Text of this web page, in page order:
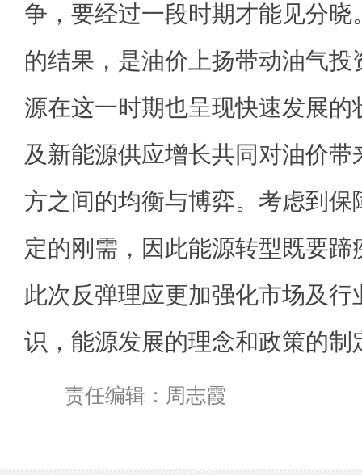
争，要经过一段时期才能见分晓
的结果，是油价上扬带动油气
源在这一时期也呈现快速发展的
及新能源供应增长共同对油价
方之间的均衡与博弈。考虑到
定的刚需，因此能源转型既要
此次反弹理应更加强化市场及行
识，能源发展的理念和政策的制
责任编辑：周志霞